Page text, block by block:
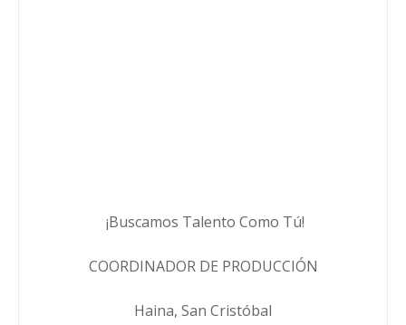
¡Buscamos Talento Como Tú!
COORDINADOR DE PRODUCCIÓN
Haina, San Cristóbal